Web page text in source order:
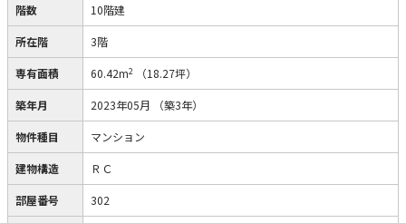
階数 10階建
所在階 3階
専有面積 60.42m2 （18.27坪）
築年月 2023年05月 （築3年）
物件種目 マンション
建物構造 ＲＣ
部屋番号 302